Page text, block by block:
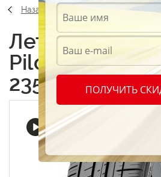
Назад
Летние шины
Pilot Sport 3
235/25 R20
ПОЛУЧИТЬ